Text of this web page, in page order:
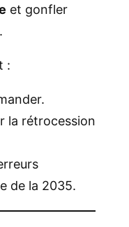
et gonfler
:
la rétrocession
de la 2035.